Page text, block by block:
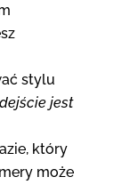
stylu
jest
który
może